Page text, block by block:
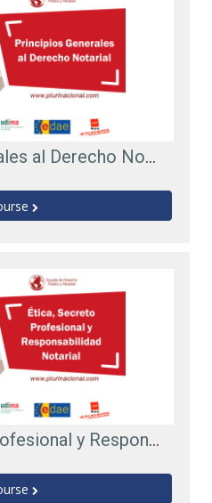
Principios Generales al Derecho Notarial
Ética, Secreto Profesional y Responsabilidad Notarial